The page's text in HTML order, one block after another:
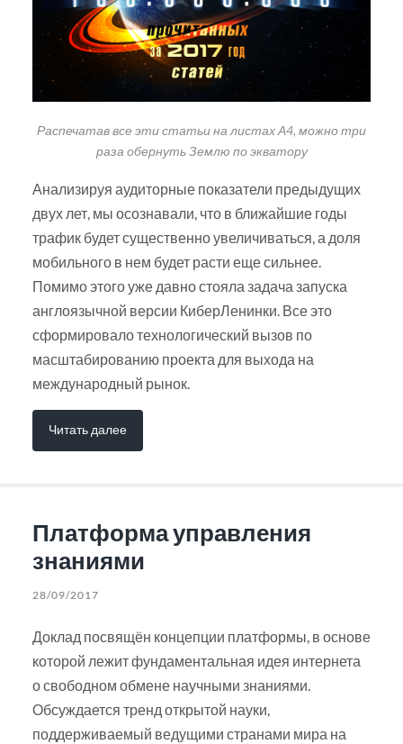
Распечатав все эти статьи на листах А4, можно три
раза обернуть Землю по экватору
Анализируя аудиторные показатели предыдущих
двух лет, мы осознавали, что в ближайшие годы
трафик будет существенно увеличиваться, а доля
мобильного в нем будет расти еще сильнее.
Помимо этого уже давно стояла задача запуска
англоязычной версии КиберЛенинки. Все это
сформировало технологический вызов по
масштабированию проекта для выхода на
международный рынок.
Читать далее
Платформа управления
знаниями
28/09/2017
Доклад посвящён концепции платформы, в основе
которой лежит фундаментальная идея интернета
о свободном обмене научными знаниями.
Обсуждается тренд открытой науки,
поддерживаемый ведущими странами мира на